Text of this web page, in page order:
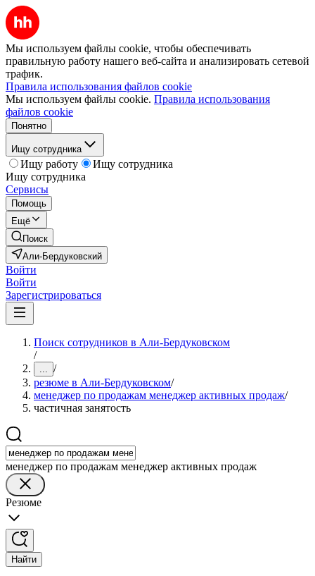
Мы используем файлы cookie, чтобы обеспечивать
правильную работу нашего веб-сайта и анализировать сетевой
трафик.
Правила использования файлов cookie
Мы используем файлы cookie. Правила использования
файлов cookie
Понятно
Ищу сотрудника
Ищу работу
Ищу сотрудника
Ищу сотрудника
Сервисы
Помощь
Ещё
Поиск
Али-Бердуковский
Войти
Войти
Зарегистрироваться
Поиск сотрудников в Али-Бердуковском
/
... /
резюме в Али-Бердуковском/
менеджер по продажам менеджер активных продаж/
частичная занятость
менеджер по продажам менеджер активных продаж
Резюме
Найти